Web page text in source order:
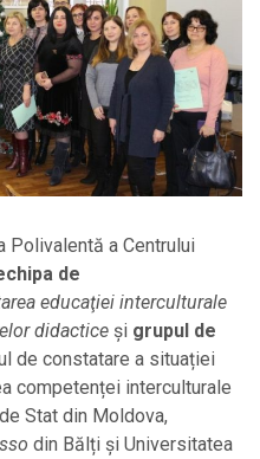
Polivalentă a Centrului
de
educaţiei interculturale
didactice şi grupul de
de constatare a situației
competenței interculturale
Stat din Moldova,
din Bălți și Universitatea